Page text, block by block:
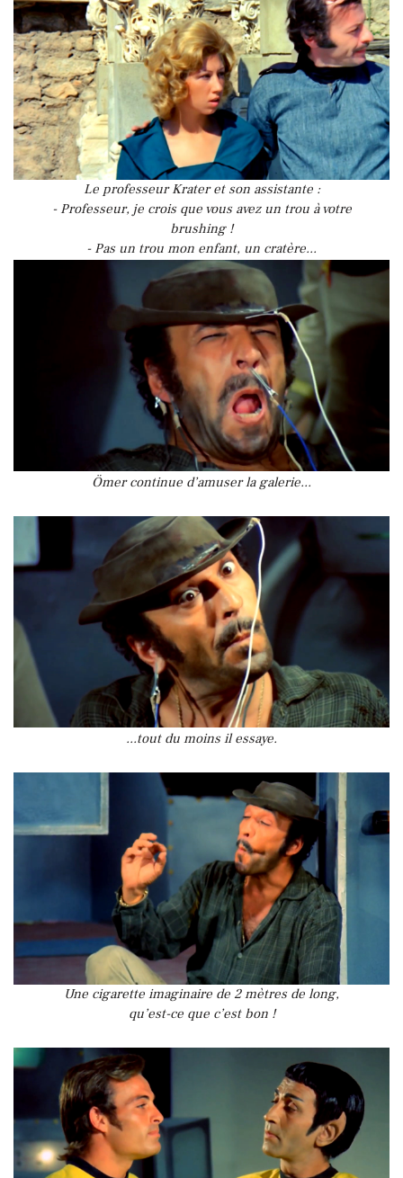
Le professeur Krater et son assistante :
- Professeur, je crois que vous avez un trou à votre
brushing !
- Pas un trou mon enfant, un cratère...
Ömer continue d’amuser la galerie...
...tout du moins il essaye.
Une cigarette imaginaire de 2 mètres de long,
qu’est-ce que c’est bon !